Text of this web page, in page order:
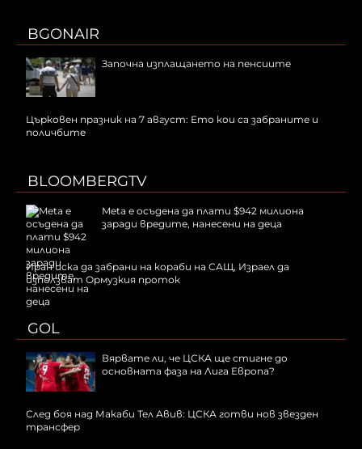
BGONAIR
Започна изплащането на пенсиите
Църковен празник на 7 август: Ето кои са забраните и
поличбите
BLOOMBERGTV
Meta е осъдена да плати $942 милиона
заради вредите, нанесени на деца
Иран иска да забрани на кораби на САЩ, Израел да
използват Ормузкия проток
GOL
Вярвате ли, че ЦСКА ще стигне до
основната фаза на Лига Европа?
След боя над Макаби Тел Авив: ЦСКА готви нов звезден
трансфер